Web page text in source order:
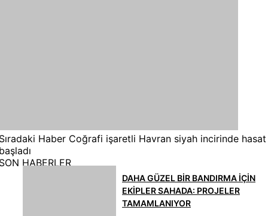
Haber Coğrafi işaretli Havran siyah incirinde hasat
HABERLER
DAHA GÜZEL BİR BANDIRMA İÇİN
EKİPLER SAHADA: PROJELER
TAMAMLANIYOR